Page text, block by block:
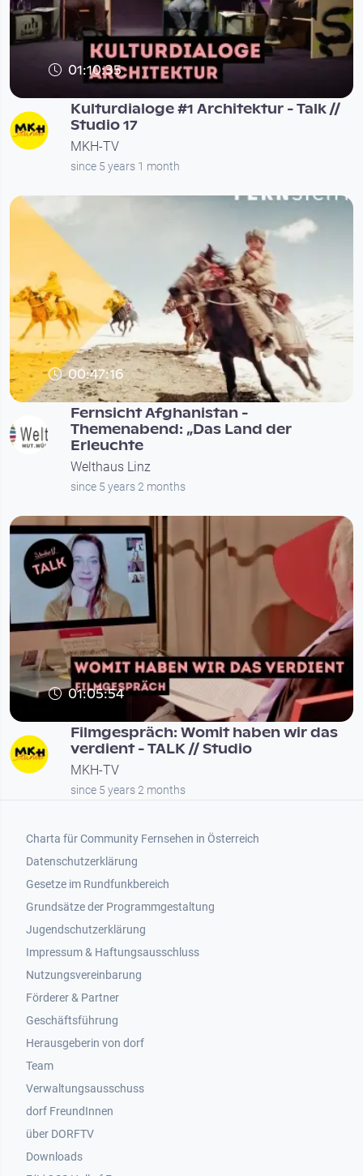
01:10:35
Kulturdialoge #1 Architektur - Talk //
Studio 17
MKH-TV
since 5 years 1 month
00:47:16
Fernsicht Afghanistan -
Themenabend: „Das Land der
Erleuchte
Welthaus Linz
since 5 years 2 months
01:05:54
Filmgespräch: Womit haben wir das
verdient - TALK // Studio
MKH-TV
since 5 years 2 months
Footer 1
Charta für Community Fernsehen in Österreich
Datenschutzerklärung
Gesetze im Rundfunkbereich
Grundsätze der Programmgestaltung
Jugendschutzerklärung
Impressum & Haftungsausschluss
Nutzungsvereinbarung
Footer 2
Förderer & Partner
Geschäftsführung
Herausgeberin von dorf
Team
Verwaltungsausschuss
dorf FreundInnen
Footer 3
über DORFTV
Downloads